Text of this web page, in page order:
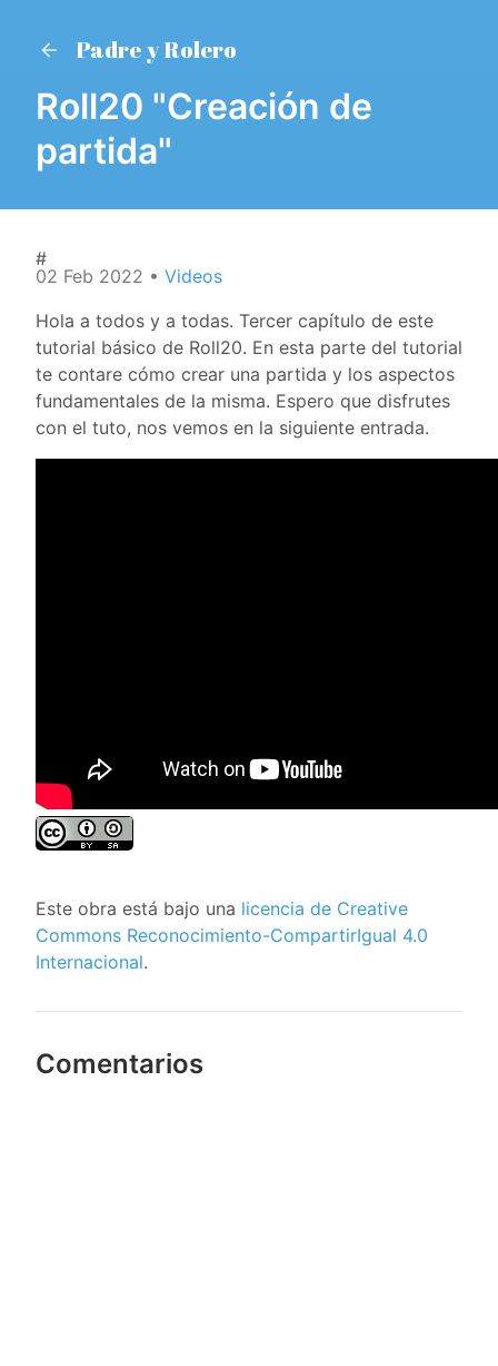
Padre y Rolero
Roll20 "Creación de
partida"
#
02 Feb 2022 • Videos
Hola a todos y a todas. Tercer capítulo de este
tutorial básico de Roll20. En esta parte del tutorial
te contare cómo crear una partida y los aspectos
fundamentales de la misma. Espero que disfrutes
con el tuto, nos vemos en la siguiente entrada.
Este obra está bajo una licencia de Creative
Commons Reconocimiento-CompartirIgual 4.0
Internacional.
Comentarios